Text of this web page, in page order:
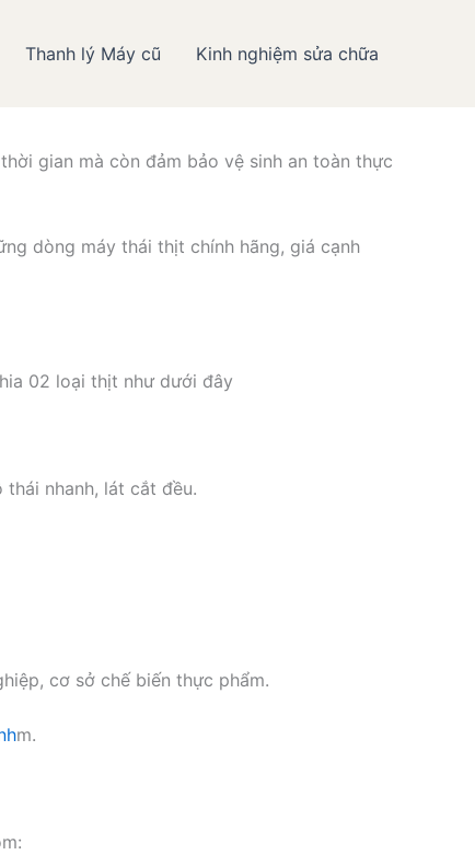
Thanh lý Máy cũ Kinh nghiệm sửa chữa
phẩm Hiếu Minh
gian mà còn đảm bảo vệ sinh an toàn thực
dòng máy thái thịt chính hãng, giá cạnh
02 loại thịt như dưới đây
nhanh, lát cắt đều.
cơ sở chế biến thực phẩm.
m.